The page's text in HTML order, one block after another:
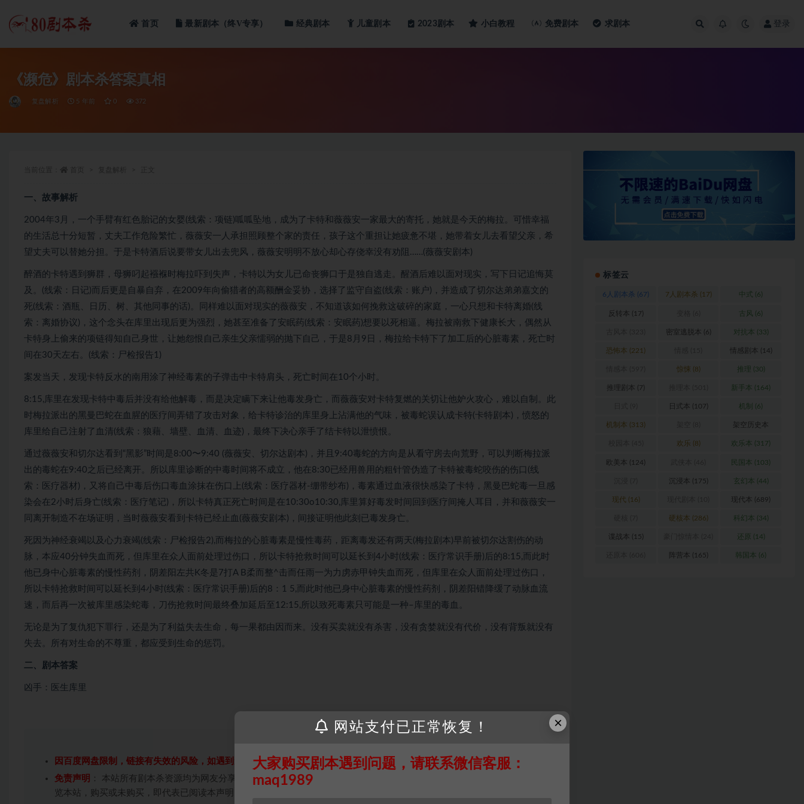
首页 最新剧本（终V专享） 经典剧本 儿童剧本 2023剧本 小白教程 免费剧本 求剧本 登录
《濒危》剧本杀答案真相
复盘解析 5 年前 0 372
一、故事解析
2004年3月，一个手臂有红色胎记的女婴(线索：项链)呱呱坠地，成为了卡特和薇薇安一家最大的寄托，她就是今天的梅拉。可惜幸福
的生活总十分短暂，丈夫工作危险繁忙，薇薇安一人承担照顾整个家的责任，孩子这个重担让她疲惫不堪，她带着女儿去看望父亲，希
望丈夫可以替她分担。于是卡特酒后说要带女儿出去兜风，薇薇安明明不放心却心存侥幸没有劝阻……(薇薇安剧本)
醉酒的卡特遇到狮群，母狮叼起襁褓时梅拉吓到失声，卡特以为女儿已命丧狮口于是独自逃走。醒酒后难以面对现实，写下日记追悔莫
及。(线索：日记)而后更是自暴自弃，在2009年向偷猎者的高额酬金妥协，选择了监守自盗(线索：账户)，并造成了切尔达弟弟嘉文的
死(线索：酒瓶、日历、树、其他同事的话)。同样难以面对现实的薇薇安，不知道该如何挽救这破碎的家庭，一心只想和卡特离婚(线
索：离婚协议)，这个念头在库里出现后更为强烈，她甚至准备了安眠药(线索：安眠药)想要以死相逼。梅拉被南救下健康长大，偶然从
卡特身上偷来的项链得知自己身世，让她怨恨自己亲生父亲懦弱的抛下自己，于是8月9日，梅拉给卡特下了加工后的心脏毒素，死亡时
间在30天左右。(线索：尸检报告1)
案发当天，发现卡特反水的南用涂了神经毒素的子弹击中卡特肩头，死亡时间在10个小时。
8:15,库里在发现卡特中毒后并没有给他解毒，而是决定瞒下来让他毒发身亡，而薇薇安对卡特复燃的关切让他妒火攻心，难以自制。此
时梅拉派出的黑曼巴蛇在血腥的医疗间弄错了攻击对象，给卡特诊治的库里身上沾满他的气味，被毒蛇误认成卡特(卡特剧本)，愤怒的
库里给自己注射了血清(线索：狼藉、墙壁、血清、血迹)，最终下决心亲手了结卡特以泄愤恨。
通过薇薇安和切尔达看到“黑影”时间是8:00〜9:40 (薇薇安、切尔达剧本)，并且9:40毒蛇的方向是从看守房去向荒野，可以判断梅拉派
出的毒蛇在9:40之后已经离开。所以库里诊断的中毒时间将不成立，他在8:30已经用兽用的粗针管伪造了卡特被毒蛇咬伤的伤口(线
索：医疗器材)，又将自己中毒后伤口毒血涂抹在伤口上(线索：医疗器材-绷带纱布)，毒素通过血液很快感染了卡特，黑曼巴蛇毒一旦感
染会在2小时后身亡(线索：医疗笔记)，所以卡特真正死亡时间是在10:30o10:30,库里算好毒发时间回到医疗间掩人耳目，并和薇薇安一
同离开制造不在场证明，当时薇薇安看到卡特已经止血(薇薇安剧本)，间接证明他此刻已毒发身亡。
死因为神经衰竭以及心力衰竭(线索：尸检报告2),而梅拉的心脏毒素是慢性毒药，距离毒发还有两天(梅拉剧本)早前被切尔达割伤的动
脉，本应40分钟失血而死，但库里在众人面前处理过伤口，所以卡特抢救时间可以延长到4小时(线索：医疗常识手册)后的8:15,而此时
他已身中心脏毒素的慢性药剂，阴差阳左共K冬是7打A B柔而整^击而任雨一为力虏赤甲钟失血而死，但库里在众人面前处理过伤口，
所以卡特抢救时间可以延长到4小时(线索：医疗常识手册)后的8：1 5,而此时他已身中心脏毒素的慢性药剂，阴差阳错降缓了动脉血流
速，而后再一次被库里感染蛇毒，刀伤抢救时间最终叠加延后至12:15,所以致死毒素只可能是一种–库里的毒血。
无论是为了复仇犯下罪行，还是为了利益失去生命，每一果都由因而来。没有买卖就没有杀害，没有贪婪就没有代价，没有背叛就没有
失去。所有对生命的不尊重，都应受到生命的惩罚。
二、剧本答案
凶手：医生库里
因百度网盘限制，链接有失效的风险，如遇到无效链接请联系客服补发！！！网盘不限速下载神器→点此下载←
免责声明 ： 本站所有剧本杀资源均为网友分享投稿+个人整理而来，仅供学习研究使用，请勿用于商业用途!任何人访问、浏
览本站，购买或未购买，即代表已阅读本声明，理解并同意受本条约约束，并遵守所有适用的法律法规。
标签云
6人剧本杀 (67) 7人剧本杀 (17) 中式 (6)
反转本 (17) 古风 (6)
密室逃脱本 (6) 对抗本 (33)
恐怖本 (221) 情感剧本 (14)
惊悚 (8) 推理 (30)
推理剧本 (7) 新手本 (164)
日式本 (107) 机制 (6)
机制本 (313) 架空历史本
(102)
欢乐 (8) 欢乐本 (317)
欧美本 (124) 民国本 (103)
沉浸本 (175) 玄幻本 (44)
现代 (16) 现代本 (689)
硬核本 (286) 科幻本 (34)
谍战本 (15) 还原 (14)
阵营本 (165) 韩国本 (6)
×
网站支付已正常恢复！
大家购买剧本遇到问题，请联系微信客服：
maq1989